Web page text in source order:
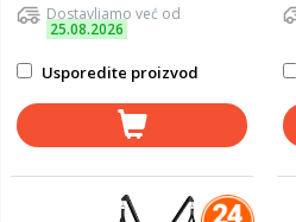
Dostavljamo već od
25.08.2026
Usporedite proizvod